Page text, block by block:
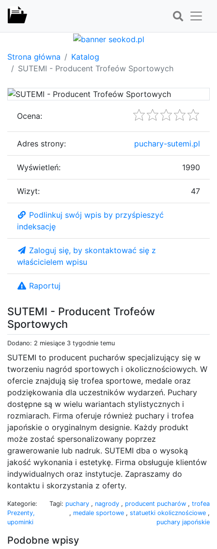
Strona główna
Katalog
SUTEMI - Producent Trofeów Sportowych
SUTEMI - Producent Trofeów
Sportowych
Dodano: 2 miesiące 3 tygodnie temu
SUTEMI to producent pucharów specjalizujący się w
tworzeniu nagród sportowych i okolicznościowych. W
ofercie znajdują się trofea sportowe, medale oraz
podziękowania dla uczestników wydarzeń. Puchary
dostępne są w wielu wariantach stylistycznych i
rozmiarach. Firma oferuje również puchary i trofea
japońskie o oryginalnym designie. Każdy produkt
może zostać spersonalizowany poprzez
grawerowanie lub nadruk. SUTEMI dba o wysoką
jakość wykonania i estetykę. Firma obsługuje klientów
indywidualnych oraz instytucje. Zapraszamy do
kontaktu i skorzystania z oferty.
Kategorie:
Prezenty,
upominki
Tagi: puchary , nagrody , producent pucharów , trofea
, medale sportowe , statuetki okolicznościowe ,
puchary japońskie
Podobne wpisy
Ocena:
Adres strony: puchary-sutemi.pl
Wyświetleń: 1990
Wizyt: 47
Podlinkuj swój wpis by przyśpieszyć
indeksację
Zaloguj się, by skontaktować się z
właścicielem wpisu
Raportuj